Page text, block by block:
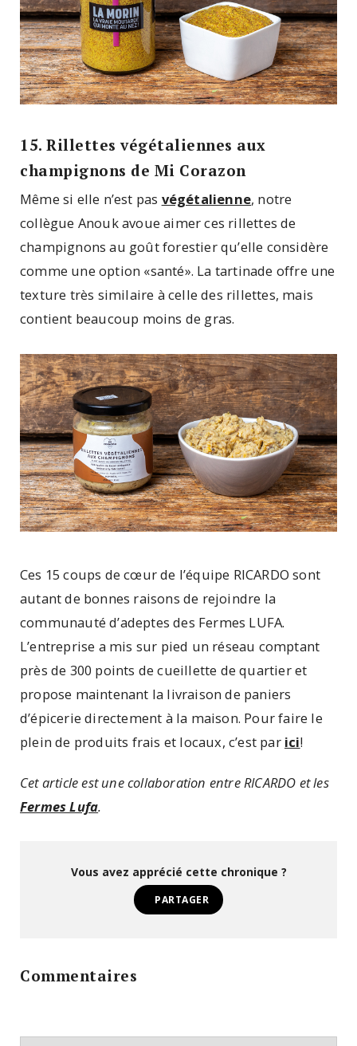
15. Rillettes végétaliennes aux
champignons de Mi Corazon
Même si elle n’est pas végétalienne, notre
collègue Anouk avoue aimer ces rillettes de
champignons au goût forestier qu’elle considère
comme une option «santé». La tartinade offre une
texture très similaire à celle des rillettes, mais
contient beaucoup moins de gras.
Ces 15 coups de cœur de l’équipe RICARDO sont
autant de bonnes raisons de rejoindre la
communauté d’adeptes des Fermes LUFA.
L’entreprise a mis sur pied un réseau comptant
près de 300 points de cueillette de quartier et
propose maintenant la livraison de paniers
d’épicerie directement à la maison. Pour faire le
plein de produits frais et locaux, c’est par ici!
Cet article est une collaboration entre RICARDO et les
Fermes Lufa.
Vous avez apprécié cette chronique ?
PARTAGER
Commentaires